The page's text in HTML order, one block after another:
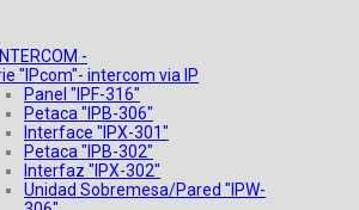
-
"IPcom"- intercom via IP
Panel "IPF-316"
Petaca "IPB-306"
Interface "IPX-301"
Petaca "IPB-302"
Interfaz "IPX-302"
Unidad Sobremesa/Pared "IPW-